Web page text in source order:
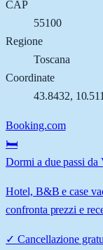
CAP
55100
Regione
Toscana
Coordinate
43.8432,
Booking.com
🛏️
Dormi a due passi da
Hotel, B&B e case
confronta prezzi e
✓ Cancellazione